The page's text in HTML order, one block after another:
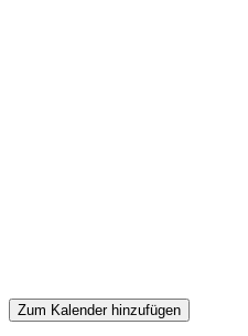
Zum Kalender hinzufügen